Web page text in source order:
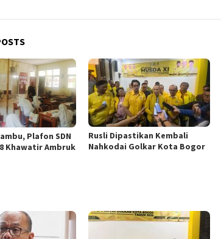
Plafon SDN
Khawatir Ambruk
Rusli Dipastikan Kembali
Nahkodai Golkar Kota Bogor